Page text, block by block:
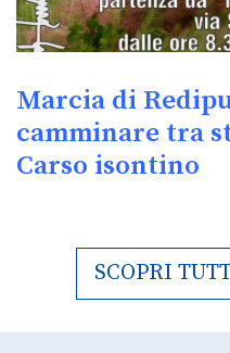
Marcia di
camminare tra
Carso isontino
SCOPRI